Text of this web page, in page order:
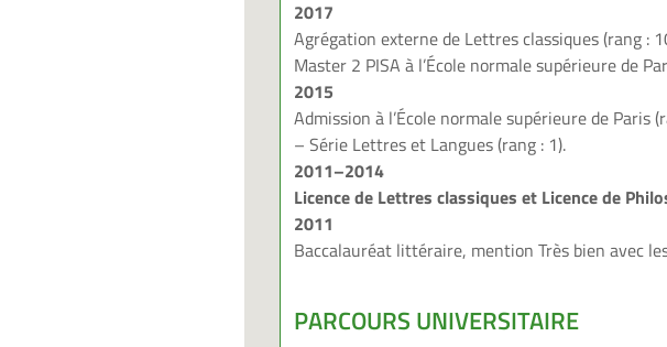
2017
Agrégation externe de Lettres classiques (rang :
Master 2 PISA à l’École normale supérieurede Par
2015
Admission à l’École normale supérieurede Paris
– Série Lettres et Langues (rang : 1).
2011–2014
Licence de Lettres classiques et Licence de
2011
Baccalauréat littéraire, mention Très bien avec
PARCOURS UNIVERSITAIRE